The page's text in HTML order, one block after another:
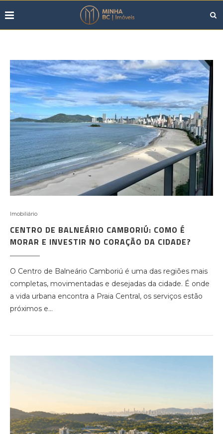
Imobiliário
CENTRO DE BALNEÁRIO CAMBORIÚ: COMO É
MORAR E INVESTIR NO CORAÇÃO DA CIDADE?
O Centro de Balneário Camboriú é uma das regiões mais
completas, movimentadas e desejadas da cidade. É onde
a vida urbana encontra a Praia Central, os serviços estão
próximos e…